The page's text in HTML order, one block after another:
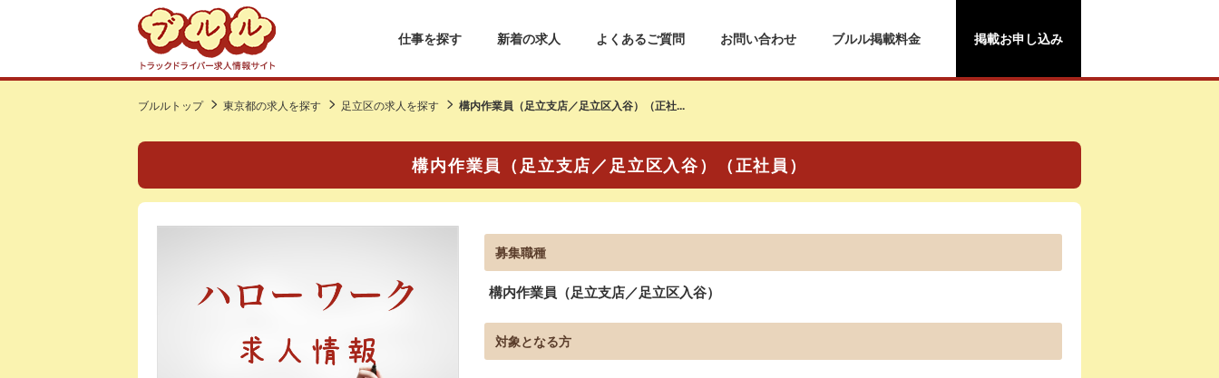
仕事を探す 新着の求人 よくあるご質問 お問い合わせ ブルル掲載料金 掲載お申し込み
ブルルトップ 東京都の求人を探す 足立区の求人を探す 構内作業員（足立支店／足立区入谷）（正社...
構内作業員（足立支店／足立区入谷）（正社員）
募集職種
構内作業員（足立支店／足立区入谷）
対象となる方